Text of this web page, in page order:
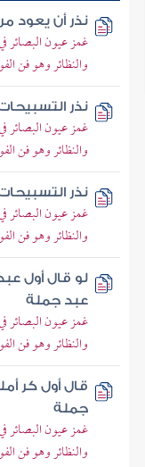
نذر أن يعود
غمز عيون البصائر
والنظائر وهو فن
نذر
غمز عيون البصائر
والنظائر وهو فن
نذر
غمز عيون البصائر
والنظائر وهو فن
لو قال أول
عبد جملة
غمز عيون البصائر
والنظائر وهو فن
قال أول كر
جملة
غمز عيون البصائر
والنظائر وهو فن